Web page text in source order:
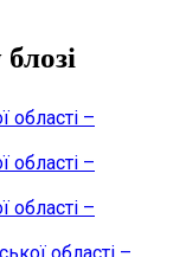
області –
області –
області –